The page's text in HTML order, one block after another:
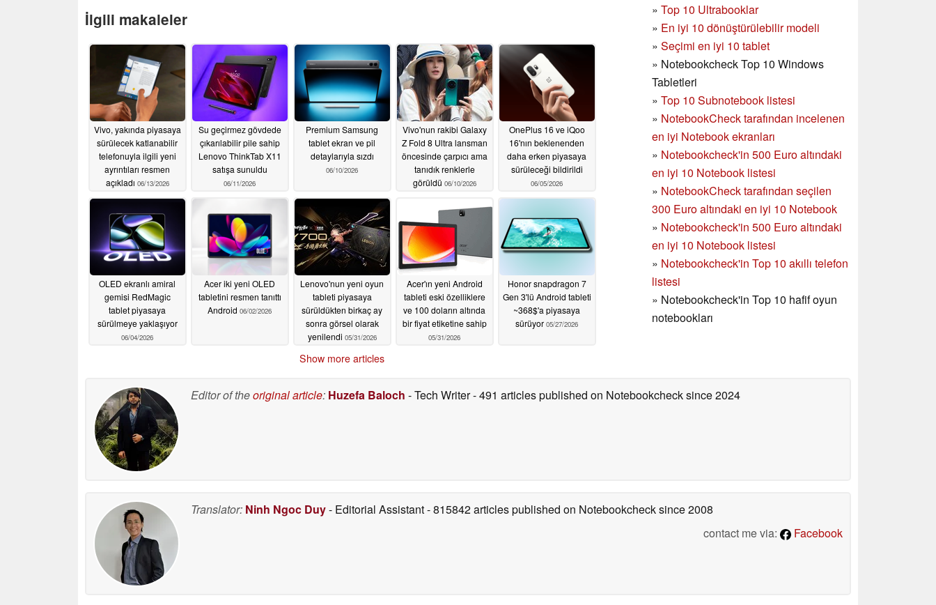
» Top 10 Ultrabooklar
» En iyi 10 dönüştürülebilir modeli
» Seçimi en iyi 10 tablet
» Notebookcheck Top 10 Windows
Tabletleri
» Top 10 Subnotebook listesi
» NotebookCheck tarafından incelenen
en iyi Notebook ekranları
» Notebookcheck'in 500 Euro altındaki
en iyi 10 Notebook listesi
» NotebookCheck tarafından seçilen
300 Euro altındaki en iyi 10 Notebook
» Notebookcheck'in 500 Euro altındaki
en iyi 10 Notebook listesi
» Notebookcheck'in Top 10 akıllı telefon
listesi
» Notebookcheck'in Top 10 hafif oyun
notebookları
İlgili makaleler
Vivo, yakında piyasaya
sürülecek katlanabilir
telefonuyla ilgili yeni
ayrıntıları resmen
açıkladı 06/13/2026
Su geçirmez gövdede
çıkarılabilir pile sahip
Lenovo ThinkTab X11
satışa sunuldu
06/11/2026
Premium Samsung
tablet ekran ve pil
detaylarıyla sızdı
06/10/2026
Vivo'nun rakibi Galaxy
Z Fold 8 Ultra lansman
öncesinde çarpıcı ama
tanıdık renklerle
görüldü 06/10/2026
OnePlus 16 ve iQoo
16'nın beklenenden
daha erken piyasaya
sürüleceği bildirildi
06/05/2026
OLED ekranlı amiral
gemisi RedMagic
tablet piyasaya
sürülmeye yaklaşıyor
06/04/2026
Acer iki yeni OLED
tabletini resmen tanıttı
Android 06/02/2026
Lenovo'nun yeni oyun
tableti piyasaya
sürüldükten birkaç ay
sonra görsel olarak
yenilendi 05/31/2026
Acer'ın yeni Android
tableti eski özelliklere
ve 100 doların altında
bir fiyat etiketine sahip
05/31/2026
Honor snapdragon 7
Gen 3'lü Android tableti
~368$'a piyasaya
sürüyor 05/27/2026
Show more articles
Editor of theoriginal article: Huzefa Baloch - Tech Writer- 491 articles published on Notebookchecksince 2024
Translator: Ninh Ngoc Duy- Editorial Assistant- 815842 articles published on Notebookchecksince 2008
contact me via:
Facebook